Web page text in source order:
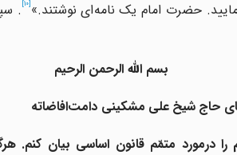
حضرت امام یک نامهای نوشتند.»[10]
.
بسم الله الرحمن الرحیم
حاج شیخ علی مشکینی دامتافاضاته
درمورد متمّم قانون اساسی بیان کنم.